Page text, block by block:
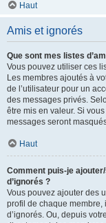
Haut
Amis et ignorés
Que sont mes listes
Vous pouvez utiliser ces
Les membres ajoutés à
de l’utilisateur pour un
des messages privés.
être mis en valeur. Si
messages seront
Haut
Comment puis-je
d’ignorés ?
Vous pouvez ajouter des
profil de chaque membre,
d’ignorés. Ou, depuis